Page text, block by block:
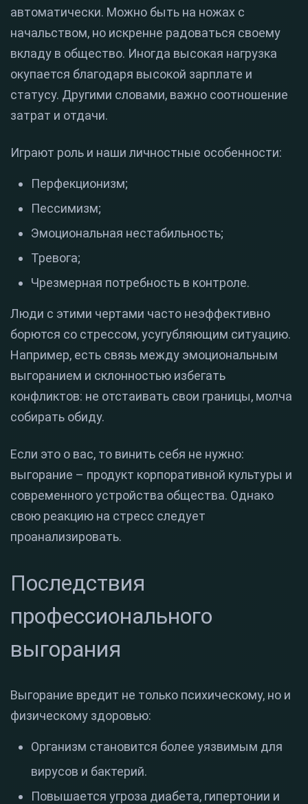
автоматически. Можно быть на ножах с
начальством, но искренне радоваться своему
вкладу в общество. Иногда высокая нагрузка
окупается благодаря высокой зарплате и
статусу. Другими словами, важно соотношение
затрат и отдачи.
Играют роль и наши личностные особенности:
Перфекционизм;
Пессимизм;
Эмоциональная нестабильность;
Тревога;
Чрезмерная потребность в контроле.
Люди с этими чертами часто неэффективно
борются со стрессом, усугубляющим ситуацию.
Например, есть связь между эмоциональным
выгоранием и склонностью избегать
конфликтов: не отстаивать свои границы, молча
собирать обиду.
Если это о вас, то винить себя не нужно:
выгорание – продукт корпоративной культуры и
современного устройства общества. Однако
свою реакцию на стресс следует
проанализировать.
Последствия
профессионального
выгорания
Выгорание вредит не только психическому, но и
физическому здоровью:
Организм становится более уязвимым для
вирусов и бактерий.
Повышается угроза диабета, гипертонии и